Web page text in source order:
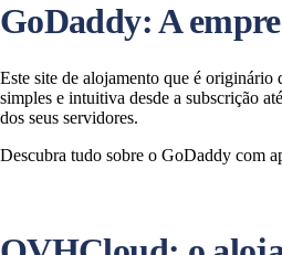
GoDaddy: A
Este site de alojamento que é originário
simples e intuitiva desde a subscrição
dos seus servidores.
Descubra tudo sobre o GoDaddy com